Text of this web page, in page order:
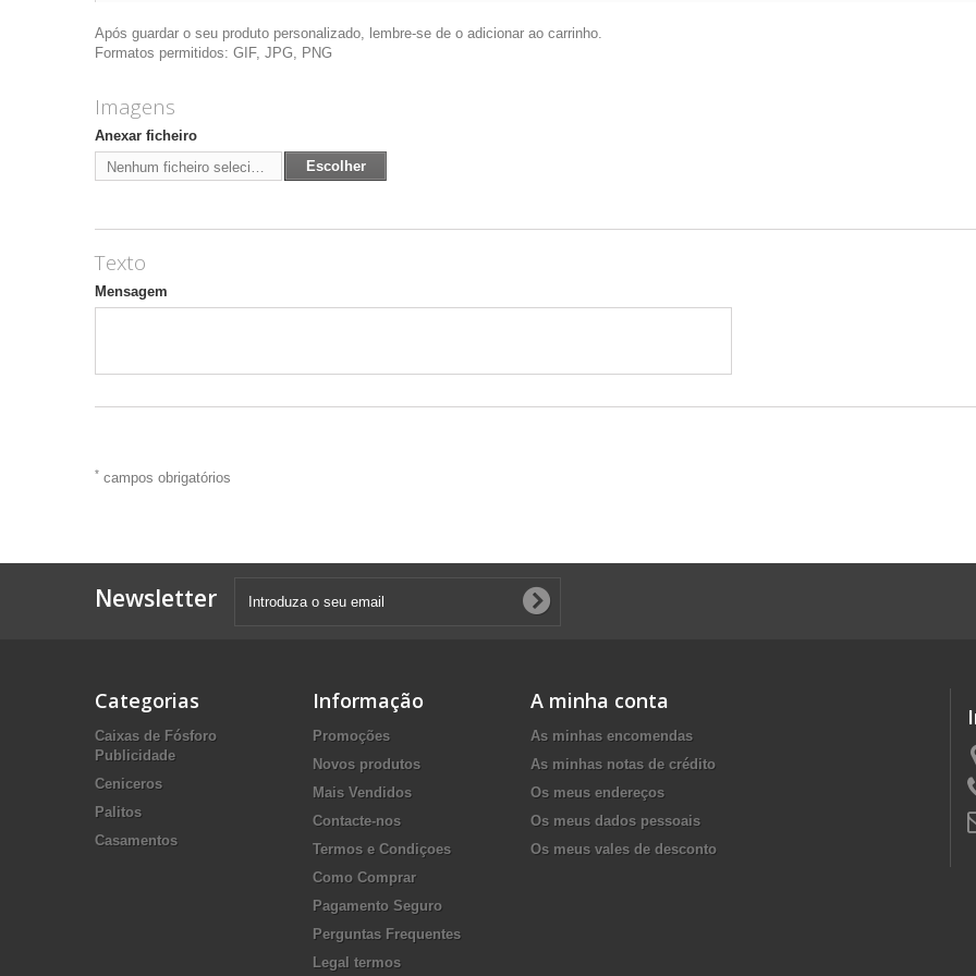
Após guardar o seu produto personalizado, lembre-se de o adicionar ao carrinho.
Formatos permitidos: GIF, JPG, PNG
Imagens
Anexar ficheiro
Nenhum ficheiro selecionado
Escolher
Texto
Mensagem
* campos obrigatórios
Newsletter
Categorias
Caixas de Fósforo
Publicidade
Ceniceros
Palitos
Casamentos
Informação
Promoções
Novos produtos
Mais Vendidos
Contacte-nos
Termos e Condiçoes
Como Comprar
Pagamento Seguro
Perguntas Frequentes
Legal termos
A minha conta
As minhas encomendas
As minhas notas de crédito
Os meus endereços
Os meus dados pessoais
Os meus vales de desconto